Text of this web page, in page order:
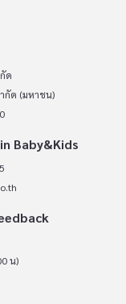
ด
กัด (มหาชน)
Baby&Kids
น)